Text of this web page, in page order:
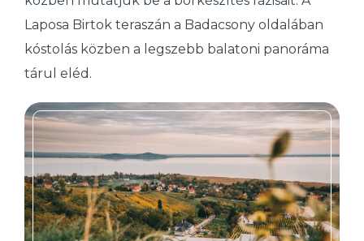
Laposa Birtok teraszán a Badacsony oldalában
kóstolás közben a legszebb balatoni panoráma
tárul eléd.